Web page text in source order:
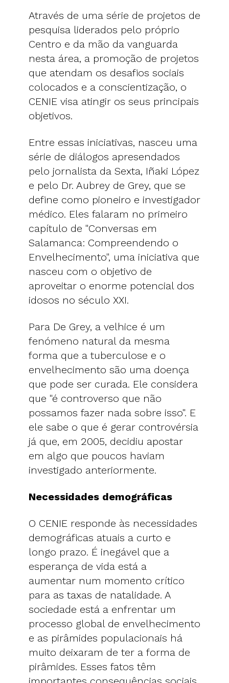
Através de uma série de projetos de
pesquisa liderados pelo próprio
Centro e da mão da vanguarda
nesta área, a promoção de projetos
que atendam os desafios sociais
colocados e a conscientização, o
CENIE visa atingir os seus principais
objetivos.
Entre essas iniciativas, nasceu uma
série de diálogos apresendados
pelo jornalista da Sexta, Iñaki López
e pelo Dr. Aubrey de Grey, que se
define como pioneiro e investigador
médico. Eles falaram no primeiro
capítulo de "Conversas em
Salamanca: Compreendendo o
Envelhecimento", uma iniciativa que
nasceu com o objetivo de
aproveitar o enorme potencial dos
idosos no século XXI.
Para De Grey, a velhice é um
fenómeno natural da mesma
forma que a tuberculose e o
envelhecimento são uma doença
que pode ser curada. Ele considera
que "é controverso que não
possamos fazer nada sobre isso". E
ele sabe o que é gerar controvérsia
já que, em 2005, decidiu apostar
em algo que poucos haviam
investigado anteriormente.
Necessidades demográficas
O CENIE responde às necessidades
demográficas atuais a curto e
longo prazo. É inegável que a
esperança de vida está a
aumentar num momento crítico
para as taxas de natalidade. A
sociedade está a enfrentar um
processo global de envelhecimento
e as pirâmides populacionais há
muito deixaram de ter a forma de
pirâmides. Esses fatos têm